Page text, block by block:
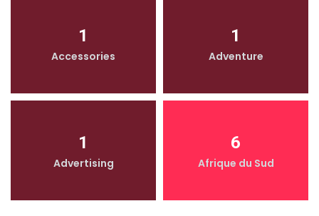
1
Accessories
1
Adventure
1
Advertising
6
Afrique du Sud